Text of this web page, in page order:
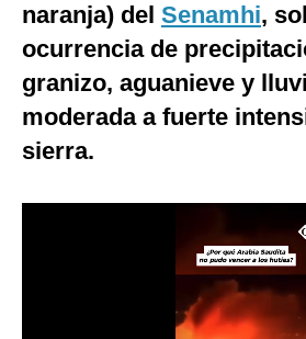
EEUU
México
España
Internacional
Tecnología
naranja) del Senamhi,
ocurrencia de
granizo, aguanieve y
moderada a fuerte
sierra.